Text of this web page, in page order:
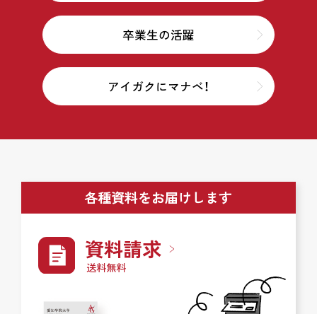
卒業生の活躍
アイガクにマナベ！
各種資料をお届けします
資料請求
送料無料